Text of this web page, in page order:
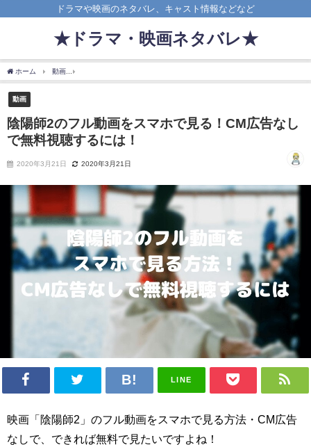
ドラマや映画のネタバレ、キャスト情報などなど
★ドラマ・映画ネタバレ★
ホーム 動画
動画
陰陽師2のフル動画をスマホで見る！CM広告なし
で無料視聴するには！
2020年3月21日 2020年3月21日
LINE
映画「陰陽師2」のフル動画をスマホで見る方法・CM広告
なしで、できれば無料で見たいですよね！